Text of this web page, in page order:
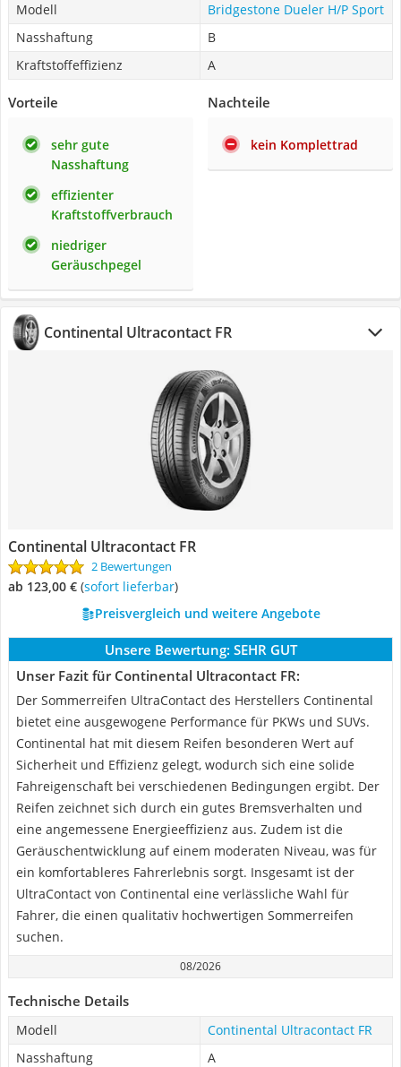
Modell
Bridgestone Dueler H/P Sport
Nasshaftung
B
Kraftstoffeffizienz
A
Vorteile
sehr gute
Nasshaftung
effizienter
Kraftstoffverbrauch
niedriger
Geräuschpegel
Nachteile
kein Komplettrad
Continental Ultracontact FR
Continental Ultracontact FR
2 Bewertungen
ab 123,00 € ( Sofort lieferbar)
Preisvergleich und weitere Angebote
Unsere Bewertung: SEHR GUT
Unser Fazit für Continental Ultracontact FR:
Der Sommerreifen UltraContact des Herstellers Continental
bietet eine ausgewogene Performance für PKWs und SUVs.
Continental hat mit diesem Reifen besonderen Wert auf
Sicherheit und Effizienz gelegt, wodurch sich eine solide
Fahreigenschaft bei verschiedenen Bedingungen ergibt. Der
Reifen zeichnet sich durch ein gutes Bremsverhalten und
eine angemessene Energieeffizienz aus. Zudem ist die
Geräuschentwicklung auf einem moderaten Niveau, was für
ein komfortableres Fahrerlebnis sorgt. Insgesamt ist der
UltraContact von Continental eine verlässliche Wahl für
Fahrer, die einen qualitativ hochwertigen Sommerreifen
suchen.
08/2026
Technische Details
Modell
Continental Ultracontact FR
Nasshaftung
A